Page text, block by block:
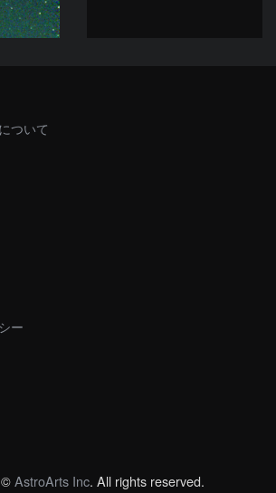
ついて
ー
©AstroArts Inc. All rights reserved.